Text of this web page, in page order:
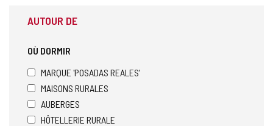
AUTOUR DE
OÙ DORMIR
MARQUE 'POSADAS REALES'
MAISONS RURALES
AUBERGES
HÔTELLERIE RURALE